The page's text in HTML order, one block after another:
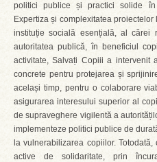
politici publice și practici solide
Expertiza și complexitatea
instituție socială esențială, al cărei
autoritatea publică, în beneficiul
activitate, Salvați Copiii a intervenit
concrete pentru protejarea și
același timp, pentru o colaborare
asigurarea interesului superior al
de supraveghere vigilentă a
implementeze politici publice de
la vulnerabilizarea copiilor.
active de solidaritate, prin